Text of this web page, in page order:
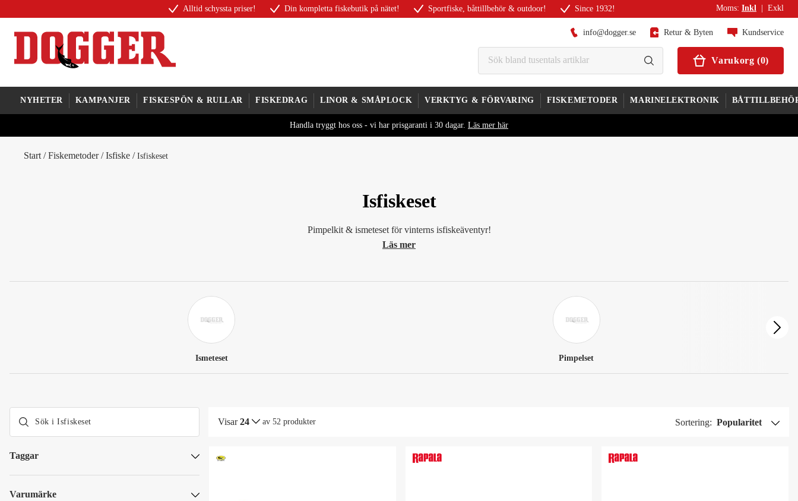
Alltid schyssta priser! Din kompletta fiskebutik på nätet! Sportfiske, båttillbehör & outdoor! Since 1932! Moms: Inkl Exkl
info@dogger.se Retur & Byten Kundservice
Varukorg (0)
NYHETER KAMPANJER FISKESPÖN & RULLAR FISKEDRAG LINOR & SMÅPLOCK VERKTYG & FÖRVARING FISKEMETODER MARINELEKTRONIK
Handla tryggt hos oss - vi har prisgaranti i 30 dagar. Läs mer här
Start /Fiskemetoder/Isfiske / Isfiskeset
Isfiskeset
Pimpelkit & ismeteset för vinterns isfiskeäventyr!
Läs mer
Ismeteset Pimpelset
Taggar
Varumärke
Visar24 av 52 produkter Sortering: Popularitet